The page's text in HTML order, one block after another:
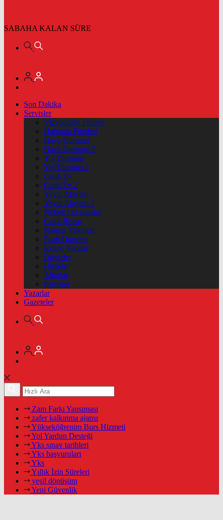
SABAHA KALAN SÜRE
Son Dakika
Servisler
Vizyondaki Filmler
Haftanin Filmleri
Hava Durumu
Hava Durumu 2
Yol Durumu
Yol Durumu 2
Canlı Tv
Canlı Tv 2
Yayın Akışları
Yayın Akışları 2
Nöbetçi Eczaneler
Canlı Borsa
Namaz Vakitleri
Puan Durumu
Kripto Paralar
Dövizler
Hisseler
Altınlar
Pariteler
Yazarlar
Gazeteler
Zam Farkı Yansıması
zafer kalkınma ajansı
Yükseköğrenim Burs Hizmeti
Yol Yardım Desteği
Yks sınav tarihleri
Yks başvuruları
Yks
Yıllık İzin Süreleri
yeşil dönüşüm
Yeni Güvenlik